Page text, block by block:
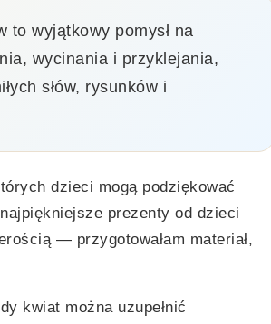
to wyjątkowy pomysł na
wycinania i przyklejania,
słów, rysunków i
dzieci mogą podziękować
prezenty od dzieci
— przygotowałam materiał,
kwiat można uzupełnić